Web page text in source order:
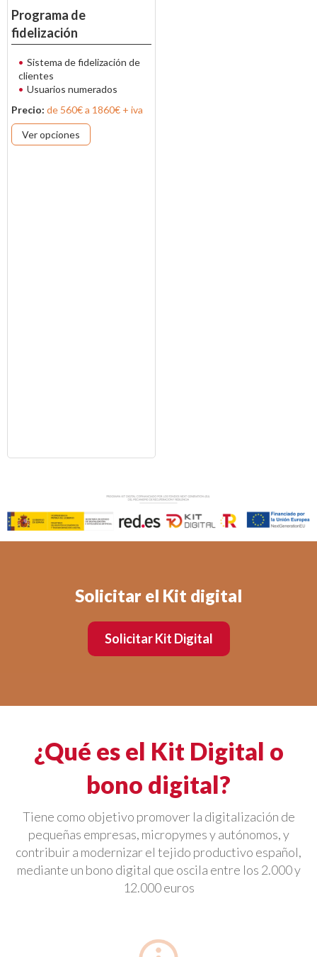
Programa de
fidelización
Sistema de fidelización de
clientes
Usuarios numerados
Precio: de 560€ a 1860€ + iva
Ver opciones
Solicitar el Kit digital
Solicitar Kit Digital
¿Qué es el Kit Digital o
bono digital?
Tiene como objetivo promover la digitalización de
pequeñas empresas, micropymes y autónomos, y
contribuir a modernizar el tejido productivo español,
mediante un bono digital que oscila entre los 2.000 y
12.000 euros